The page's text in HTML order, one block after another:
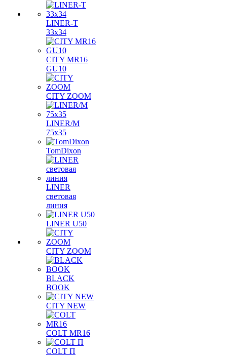
LINER-T
33x34
CITY MR16
GU10
CITY ZOOM
LINER/M
75х35
TomDixon
LINER
световая
линия
LINER U50
CITY ZOOM
BLACK
BOOK
CITY NEW
COLT MR16
COLT П